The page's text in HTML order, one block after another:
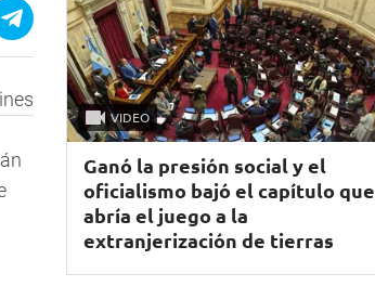
VIDEO
Ganó la presión social y el
oficialismo bajó el capítulo que
abría el juego a la
extranjerización de tierras